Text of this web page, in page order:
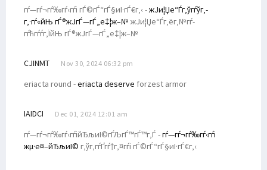
гѓ—гѓ¬гѓ‰гѓ‹гѓі гЃ©гЃ“гЃ§иІ·гЃ€г‚‹ -ж­Ји¦Џе“Ѓг‚ўгѓўг‚­
г‚·гѓ«йЊ гЃ®ж­ЈгЃ—гЃ„е‡¦ж–№ ж­Ји¦Џе“Ѓг‚ёг‚№гѓ­
гѓћгѓѓг‚ЇйЊ гЃ®ж­ЈгЃ—гЃ„е‡¦ж–№
CJINMT Nov 30, 2024 06:32 pm
eriacta round -eriacta deserve forzest armor
IAIDCI Dec 01, 2024 12:01 am
гѓ—гѓ¬гѓ‰гѓ‹гѓійЂљиІ©гЃЉгЃ™гЃ™г‚Ѓ -гѓ—гѓ¬гѓ‰гѓ‹гѓі
жµ·е¤–йЂљиІ© г‚ўг‚­гѓҐгѓ†г‚¤гѓі гЃ©гЃ“гЃ§иІ·гЃ€г‚‹